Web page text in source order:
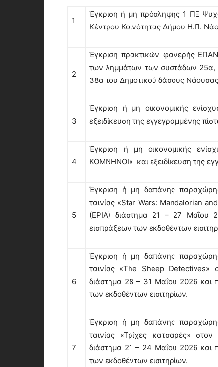
1
Έγκριση ή μη πρόσληψης 1 ΠΕ
Κέντρου Κοινότητας Δήμου Η.Π.
2
Έγκριση πρακτικών φανερής
των λημμάτων των συστάδων
38α του Δημοτικού δάσους
3
Έγκριση ή μη οικονομικής
εξειδίκευση της εγγεγραμμένης
4
Έγκριση ή μη οικονομικής
ΚΟΜΝΗΝΟΙ» και εξειδίκευση της
5
Έγκριση ή μη δαπάνης
ταινίας «Star Wars: Mandalorian
(ΕΡΙΑ) διάστημα 21 – 27 Μαΐου
εισπράξεων των εκδοθέντων
6
Έγκριση ή μη δαπάνης
ταινίας «The Sheep Detectives»
διάστημα 28 – 31 Μαΐου 2026 και
των εκδοθέντων εισιτηρίων.
7
Έγκριση ή μη δαπάνης
ταινίας «Τρίχες κατσαρές»
διάστημα 21 – 24 Μαΐου 2026 και
των εκδοθέντων εισιτηρίων.